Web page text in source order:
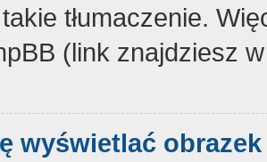
tłumaczenie.
(link znajdziesz
wyświetlać